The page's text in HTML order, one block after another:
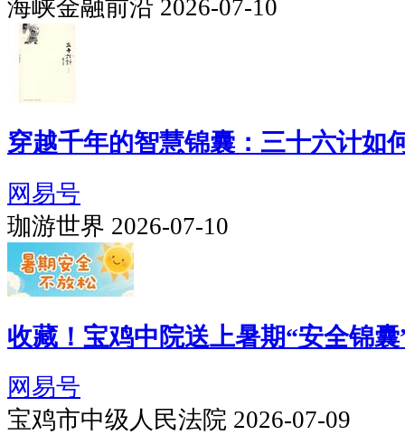
海峡金融前沿 2026-07-10
穿越千年的智慧锦囊：三十六计如
网易号
珈游世界 2026-07-10
收藏！宝鸡中院送上暑期“安全锦囊
网易号
宝鸡市中级人民法院 2026-07-09